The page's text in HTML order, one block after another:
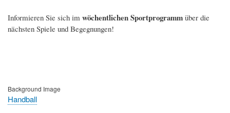
Informieren Sie sich im wöchentlichen Sportprogramm über die
nächsten Spiele und Begegnungen!
Background Image
Handball